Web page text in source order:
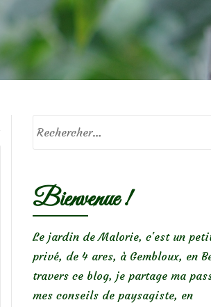
Bienvenue !
Le jardin de Malorie, c'est un
privé, de 4 ares, à Gembloux, en
travers ce blog, je partage ma
mes conseils de paysagiste, en